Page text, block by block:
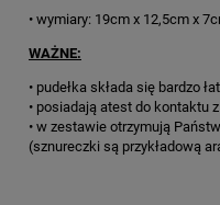
• wymiary: 19cm x 12,5cm x
WAŻNE:
• pudełka składa się bardzo
• posiadają atest do kontaktu
• w zestawie otrzymują
(sznureczki są przykładową